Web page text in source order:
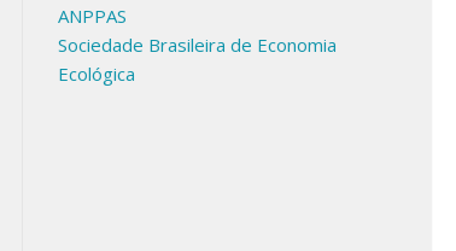
ANPPAS
Sociedade Brasileira de Economia
Ecológica